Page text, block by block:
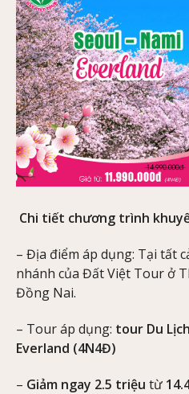
Chi tiết chương trình
– Địa điểm áp dụng: Tại tất
nhánh của Đất Việt Tour ở
Đồng Nai.
– Tour áp dụng: tour Du
Everland (4N4Đ)
– Giảm ngay 2.5 triệu từ